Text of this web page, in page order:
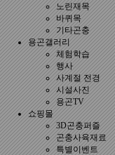
노린재목
바퀴목
기타곤충
용곤갤러리
체험학습
행사
사계절 전경
시설사진
용곤TV
쇼핑몰
3D곤충퍼즐
곤충사육재료
특별이벤트